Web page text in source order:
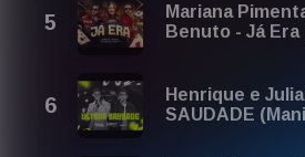
2. Sertanejos 2026 Sofrência -
para Chorar 2026 -https://
Sofrência 2027 - Musicas
(Playlist Sertanejo Mais Triste)
Mariana
Benuto - Já
Henrique e
SAUDADE